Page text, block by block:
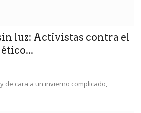
luz: Activistas contra el
de cara a un invierno complicado,